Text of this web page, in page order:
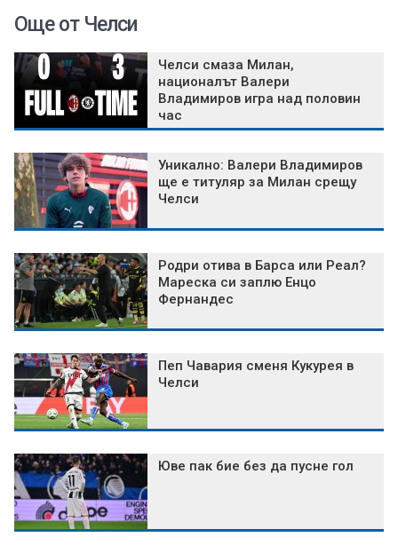
Още от Челси
Челси смаза Милан,
националът Валери
Владимиров игра над половин
час
Уникално: Валери Владимиров
ще е титуляр за Милан срещу
Челси
Родри отива в Барса или Реал?
Мареска си заплю Енцо
Фернандес
Пеп Чавария сменя Кукурея в
Челси
Юве пак бие без да пусне гол